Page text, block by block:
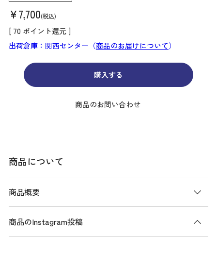
¥7,700 税込
[ 70 ポイント還元 ]
出荷倉庫：関西センター（商品のお届けについて）
購入する
商品のお問い合わせ
商品について
商品概要
商品説明
商品のInstagram投稿